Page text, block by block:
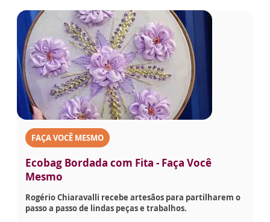
FAÇA VOCÊ MESMO
Ecobag Bordada com Fita - Faça Você
Mesmo
Rogério Chiaravalli recebe artesãos para partilharem o
passo a passo de lindas peças e trabalhos.